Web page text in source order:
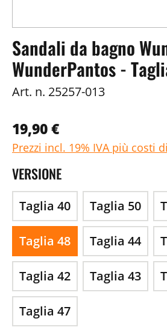
Sandali da bagno
WunderPantos -
Art. n. 25257-013
19,90 €
Prezzi incl. 19% IVA più costi
VERSIONE
Taglia 40 Taglia 50
Taglia 48 Taglia 44
Taglia 42 Taglia 43
Taglia 47